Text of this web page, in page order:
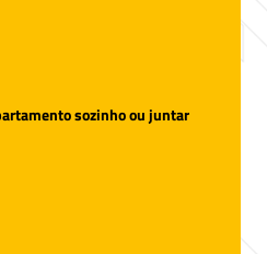
sozinho ou juntar